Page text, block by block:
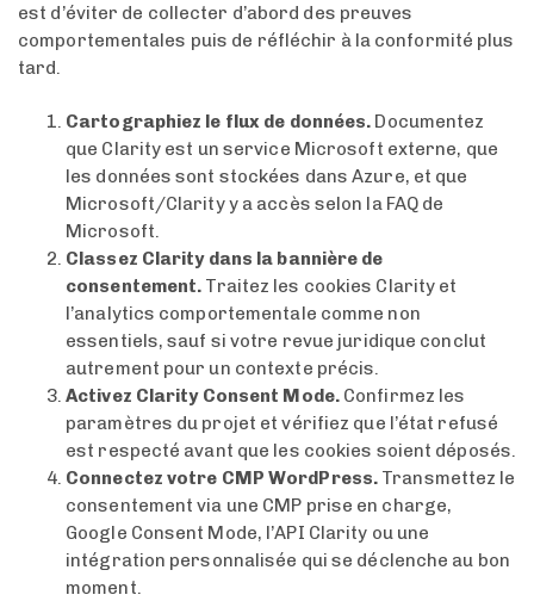
est d’éviter de collecter d’abord des preuves
comportementales puis de réfléchir à la conformité plus
tard.
Cartographiez le flux de données. Documentez
que Clarity est un service Microsoft externe, que
les données sont stockées dans Azure, et que
Microsoft/Clarity y a accès selon la FAQ de
Microsoft.
Classez Clarity dans la bannière de
consentement. Traitez les cookies Clarity et
l’analytics comportementale comme non
essentiels, sauf si votre revue juridique conclut
autrement pour un contexte précis.
Activez Clarity Consent Mode.Confirmez les
paramètres du projet et vérifiez que l’état refusé
est respecté avant que les cookies soient déposés.
Connectez votre CMP WordPress. Transmettez le
consentement via une CMP prise en charge,
Google Consent Mode, l’API Clarity ou une
intégration personnalisée qui se déclenche au bon
moment.